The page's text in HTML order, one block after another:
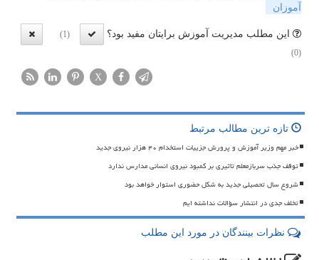
آموزان
این مطلب مدیریت آموزش برایتان مفید بود؟
(1)
(0)
X
تازه ترین مطالب مرتبط
خبر مهم وزیر آموزش و پرورش جزییات استخدام ۴۰ هزار نیروی جدید
توقف جذب سربازمعلم تاثیری بر کمبود نیروی انسانی مدارس ندارد
شروع سال تحصیلی جدید به شکل حضوری استوار خواهد بود
تخلف جدی در انتشار سؤالات نداشته ایم
نظرات بینندگان در مورد این مطلب